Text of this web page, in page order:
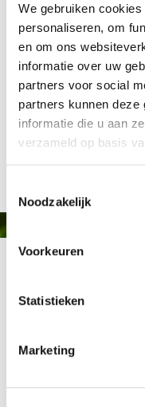
We gebruiken
personaliseren, om
en om ons
informatie over uw
partners voor social
partners kunnen deze
informatie die u aan
verzameld op basis
Noodzakelijk
Voorkeuren
Statistieken
Marketing